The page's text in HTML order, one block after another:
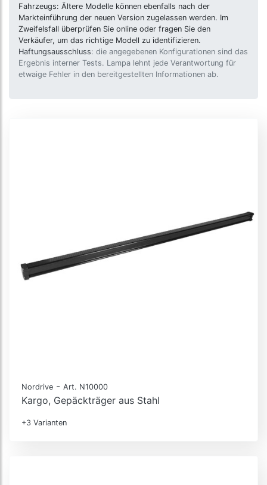
Fahrzeugs: Ältere Modelle können ebenfalls nach der
Markteinführung der neuen Version zugelassen werden. Im
Zweifelsfall überprüfen Sie online oder fragen Sie den
Verkäufer, um das richtige Modell zu identifizieren.
Haftungsausschluss: die angegebenen Konfigurationen sind das
Ergebnis interner Tests. Lampa lehnt jede Verantwortung für
etwaige Fehler in den bereitgestellten Informationen ab.
Nordrive - Art. N10000
Kargo, Gepäckträger aus Stahl
+3 Varianten